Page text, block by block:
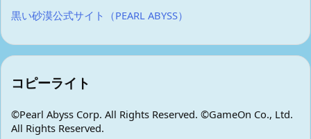
黒い砂漠公式サイト（PEARL ABYSS）
コピーライト
©Pearl Abyss Corp. All Rights Reserved. ©GameOn Co., Ltd.
All Rights Reserved.